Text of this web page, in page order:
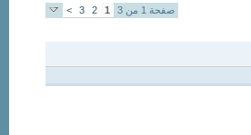
صفحة 1 من 3 1
2
3
>